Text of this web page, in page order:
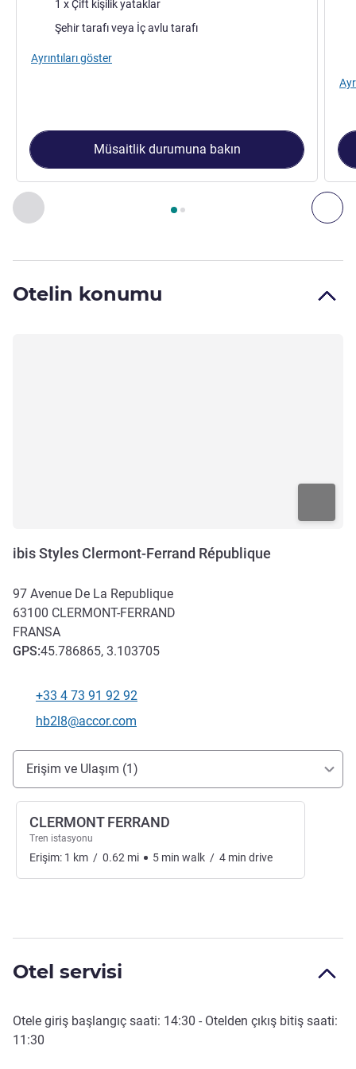
Önceki - Oda
Sayfa , Oda 1 : Standard Room with 1 double bed ,
1 x Çift kişilik yataklar
Manzara:
Şehir tarafı veya İç avlu tarafı
Ayrıntıları göster
Müsaitlik durumuna bakın
Otelin konumu
ibis Styles Clermont-Ferrand République
97 Avenue De La Republique
63100 CLERMONT-FERRAND
FRANSA
GPS:45.786865, 3.103705
Telefon
+33 4 73 91 92 92
İletişim için e-posta
hb2l8@accor.com
Erişim ve ulaşım
Erişim ve Ulaşım (1)
CLERMONT FERRAND
Tren istasyonu
Erişim: 1 km / 0.62 mi 5 min walk / 4 min drive
Otel servisi
Otele giriş başlangıç saati: 14:30 - Otelden çıkış bitiş saati:
11:30